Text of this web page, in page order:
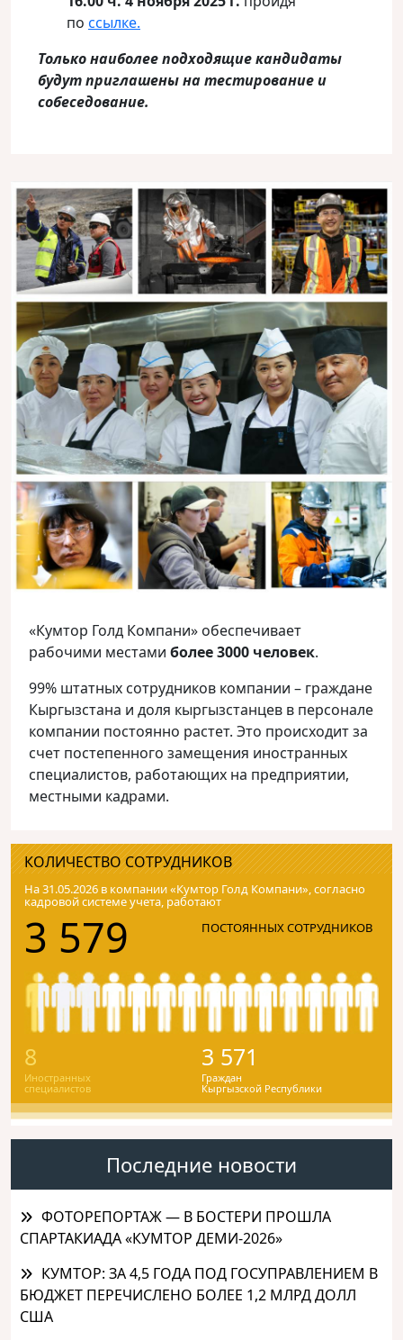
по ссылке.
Только наиболее подходящие кандидаты
будут приглашены на тестирование и
собеседование.
«Кумтор Голд Компани» обеспечивает
рабочими местами более 3000 человек.
99% штатных сотрудников компании – граждане
Кыргызстана и доля кыргызстанцев в персонале
компании постоянно растет. Это происходит за
счет постепенного замещения иностранных
специалистов, работающих на предприятии,
местными кадрами.
КОЛИЧЕСТВО СОТРУДНИКОВ
На 31.05.2026 в компании «Кумтор Голд Компани», согласно
кадровой системе учета, работают
3 579 ПОСТОЯННЫХ СОТРУДНИКОВ
8
Иностранных
специалистов
3 571
Граждан
Кыргызской Республики
Последние новости
ФОТОРЕПОРТАЖ — В БОСТЕРИ ПРОШЛА
СПАРТАКИАДА «КУМТОР ДЕМИ-2026»
КУМТОР: ЗА 4,5 ГОДА ПОД ГОСУПРАВЛЕНИЕМ В
БЮДЖЕТ ПЕРЕЧИСЛЕНО БОЛЕЕ 1,2 МЛРД ДОЛЛ
США